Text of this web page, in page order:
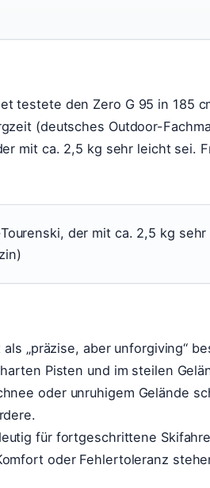
testete den Zero G 95 in 185
(deutsches Outdoor-
mit ca. 2,5 kg sehr leicht sei.
der mit ca. 2,5 kg
„präzise, aber unforgiving“
Pisten und im steilen
oder unruhigem Gelände
für fortgeschrittene
oder Fehlertoleranz